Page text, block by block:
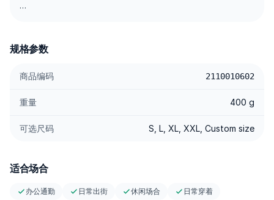
在线，状态在线。
---------
- Refined Polyester — 质感细腻，垂坠自然利落，速干且不易起
贴合度。
- Comfortable & Breathable — 面料轻盈不闷热，全天穿着也舒
适。
- Stretch Movement — 2-way stretch，活动自如，不会僵硬拘
规格参数
商品编码 2110010602
重量 400 g
可选尺码 S, L, XL, XXL, Custom size
适合场合
办公通勤 日常出街 休闲场合 日常穿着